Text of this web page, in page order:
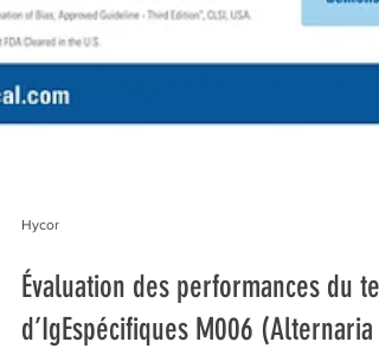
Hycor
Évaluation des performances du test